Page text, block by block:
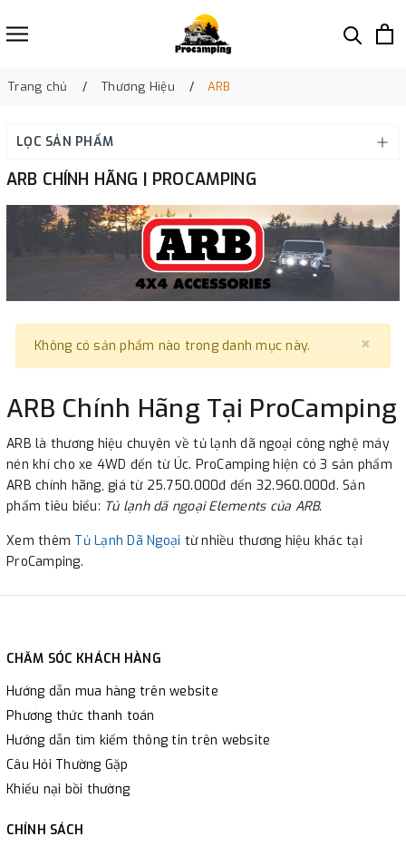
Trang chủ Thương Hiệu ARB
LỌC SẢN PHẨM
ARB CHÍNH HÃNG | PROCAMPING
×
Không có sản phẩm nào trong danh mục này.
ARB Chính Hãng Tại ProCamping
ARB là thương hiệu chuyên về tủ lạnh dã ngoại công nghệ máy
nén khí cho xe 4WD đến từ Úc. ProCamping hiện có 3 sản phẩm
ARB chính hãng, giá từ 25.750.000đ đến 32.960.000đ. Sản
phẩm tiêu biểu: Tủ lạnh dã ngoại Elements của ARB.
Xem thêm Tủ Lạnh Dã Ngoại từ nhiều thương hiệu khác tại
ProCamping.
CHĂM SÓC KHÁCH HÀNG
Hướng dẫn mua hàng trên website
Phương thức thanh toán
Hướng dẫn tìm kiếm thông tin trên website
Câu Hỏi Thường Gặp
Khiếu nại bồi thường
CHÍNH SÁCH